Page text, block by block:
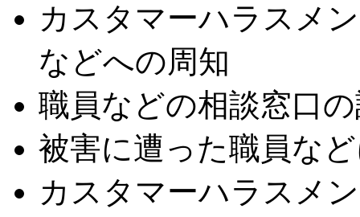
カスタマーハラスメ
などへの周知
職員などの相談窓口
被害に遭った職員な
カスタマーハラスメ